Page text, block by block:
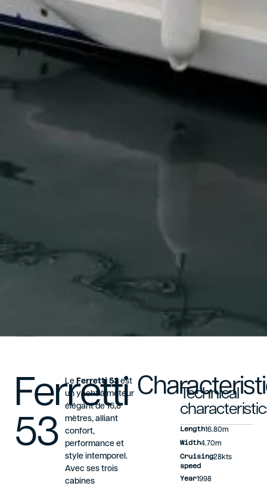
Ferretti
53
Le Ferretti 53est
un yacht à moteur
élégant de 16,8
mètres, alliant
confort,
performance et
style intemporel.
Avec ses trois
cabines
Technical
Length16.80m
Width4.70m
Cruising
speed
28kts
Year1998